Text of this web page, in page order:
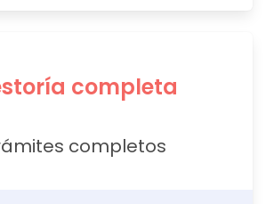
completa
completos